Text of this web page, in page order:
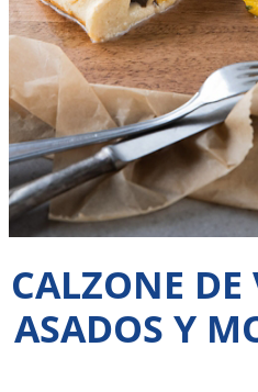
CALZONE DE
ASADOS Y